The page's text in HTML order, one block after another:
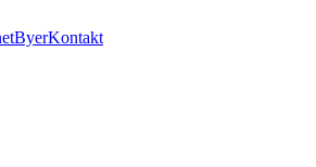
ByerKontakt